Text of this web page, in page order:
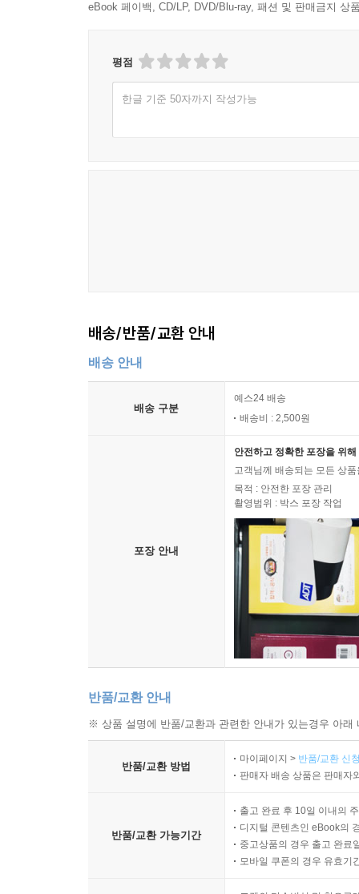
eBook 페이백, CD/LP, DVD/Blu-ray, 패션 및 판매금지 상
평점
한글 기준 50자까지 작성가능
배송/반품/교환 안내
배송 안내
배송 구분
예스24 배송
배송비 : 2,500원
포장 안내
안전하고 정확한 포장을 위
고객님께 배송되는 모든 상
목적 : 안전한 포장 관리
촬영범위 : 박스 포장 작업
반품/교환 안내
※ 상품 설명에 반품/교환과 관련한 안내가 있는경우 아
반품/교환 방법
마이페이지 > 반품/교환 신
판매자 배송 상품은 판매자
반품/교환 가능기간
출고 완료 후 10일 이내의
디지털 콘텐츠인 eBook의
중고상품의 경우 출고 완료
모바일 쿠폰의 경우 유효기